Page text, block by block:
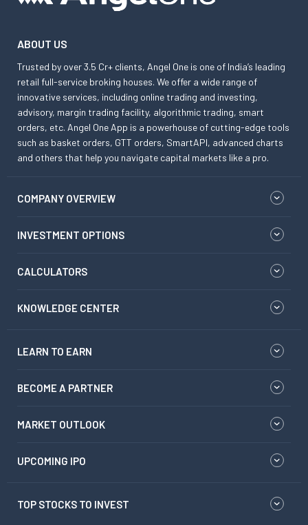
ABOUT US
Trusted by over 3.5 Cr+ clients, Angel One is one of India’s leading
retail full-service broking houses. We offer a wide range of
innovative services, including online trading and investing,
advisory, margin trading facility, algorithmic trading, smart
orders, etc. Angel One App is a powerhouse of cutting-edge tools
such as basket orders, GTT orders, SmartAPI, advanced charts
and others that help you navigate capital markets like a pro.
COMPANY OVERVIEW
INVESTMENT OPTIONS
CALCULATORS
KNOWLEDGE CENTER
LEARN TO EARN
BECOME A PARTNER
MARKET OUTLOOK
UPCOMING IPO
TOP STOCKS TO INVEST